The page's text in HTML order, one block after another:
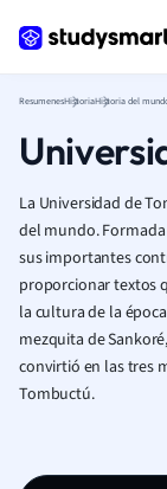
ResumenesHistoriaHistoria del
La Universidad de
del mundo.
sus importantes
proporcionar textos
la cultura de la
mezquita de
convirtió en las tres
Tombuctú.